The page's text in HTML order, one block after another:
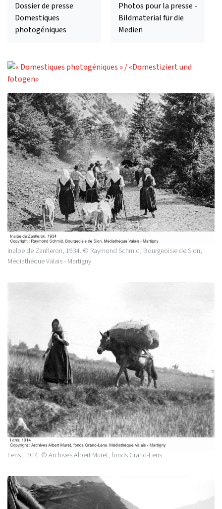
Dossier de presse
Domestiques
photogéniques
Photos pour la presse -
Bildmaterial für die
Medien
Inalpe de Zanfleron, 1934. © Raymond Schmid, Bourgeoisie de Sion,
Médiathèque Valais - Martigny
Lens, 1914. © Archives Albert Muret, fonds Grand-Lens